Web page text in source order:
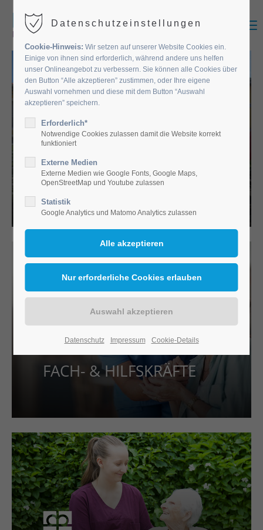
MENU
EINRICHTUNGEN
FACH- & HILFSKRÄFTE
Datenschutzeinstellungen
Cookie-Hinweis: Wir setzen auf unserer Website Cookies ein.
Einige von ihnen sind erforderlich, während andere uns helfen
unser Onlineangebot zu verbessern. Sie können alle Cookies über
den Button “Alle akzeptieren” zustimmen, oder Ihre eigene
Auswahl vornehmen und diese mit dem Button “Auswahl
akzeptieren” speichern.
Erforderlich*
Notwendige Cookies zulassen damit die Website korrekt
funktioniert
Externe Medien
Externe Medien wie Google Fonts, Google Maps,
OpenStreetMap und Youtube zulassen
Statistik
Google Analytics und Matomo Analytics zulassen
Datenschutz Impressum Cookie-Details